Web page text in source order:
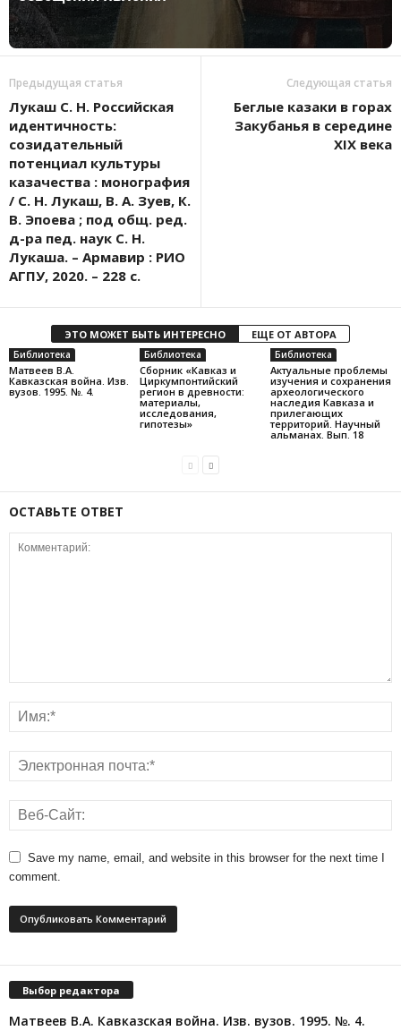
Предыдущая статья
Лукаш С. Н. Российская
идентичность:
созидательный
потенциал культуры
казачества : монография
/ С. Н. Лукаш, В. А. Зуев, К.
В. Эпоева ; под общ. ред.
д-ра пед. наук С. Н.
Лукаша. – Армавир : РИО
АГПУ, 2020. – 228 с.
Следующая статья
Беглые казаки в горах
Закубанья в середине
XIX века
ЭТО МОЖЕТ БЫТЬ ИНТЕРЕСНО ЕЩЕ ОТ АВТОРА
Библиотека
Матвеев В.А.
Кавказская война. Изв.
вузов. 1995. №. 4.
Библиотека
Сборник «Кавказ и
Циркумпонтийский
регион в древности:
материалы,
исследования,
гипотезы»
Библиотека
Актуальные проблемы
изучения и сохранения
археологического
наследия Кавказа и
прилегающих
территорий. Научный
альманах. Вып. 18
ОСТАВЬТЕ ОТВЕТ
Save my name, email, and website in this browser for the next time I
comment.
Выбор редактора
Матвеев В.А. Кавказская война. Изв. вузов. 1995. №. 4.